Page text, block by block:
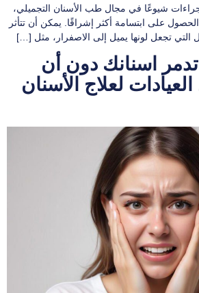
شيوعًا في مجال طب الأسنان التجميلي،
على ابتسامة أكثر إشراقًا. يمكن أن تتأثر
التي تجعل لونها يميل إلى الاصفرار، مثل […]
تدمر اسنانك دون أن
لعلاج الأسنان